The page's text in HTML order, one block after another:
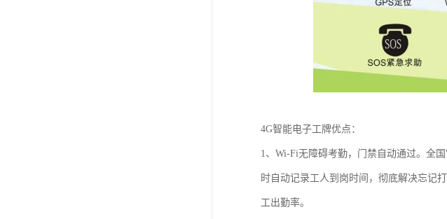
4G智能电子工牌优点：
1、Wi-Fi无障碍考勤，门禁自动通过。全
时自动记录工人到岗时间，彻底解决忘记
工出勤率。